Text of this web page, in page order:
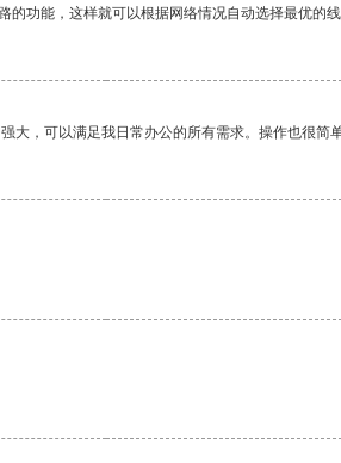
功能，这样就可以根据网络情况自动选择最优的
，可以满足我日常办公的所有需求。操作也很简